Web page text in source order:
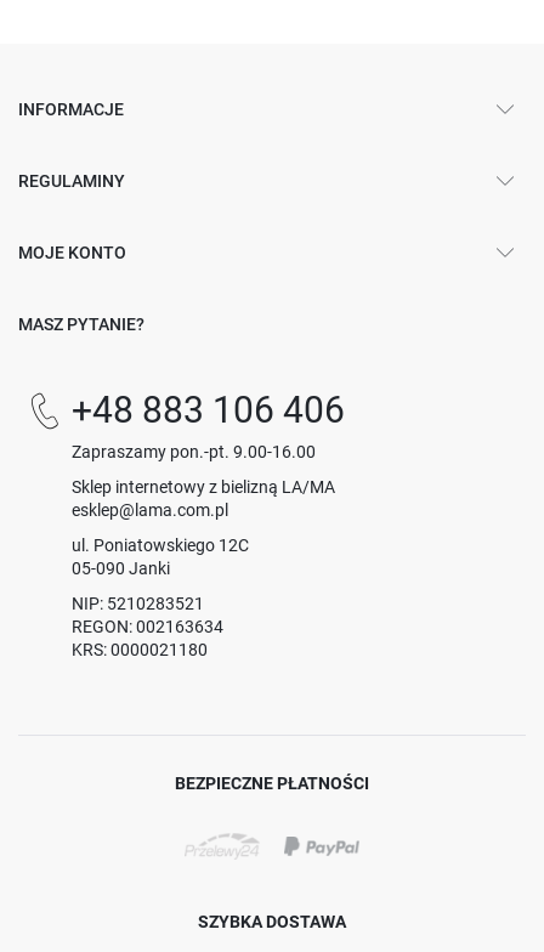
INFORMACJE
REGULAMINY
MOJE KONTO
MASZ PYTANIE?
+48 883 106 406
Zapraszamy pon.-pt. 9.00-16.00
Sklep internetowy z bielizną LA/MA
esklep@lama.com.pl
ul. Poniatowskiego 12C
05-090 Janki
NIP: 5210283521
REGON: 002163634
KRS: 0000021180
BEZPIECZNE PŁATNOŚCI
SZYBKA DOSTAWA